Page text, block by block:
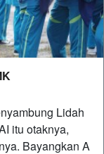
Lidah
itu otaknya,
Bayangkan A